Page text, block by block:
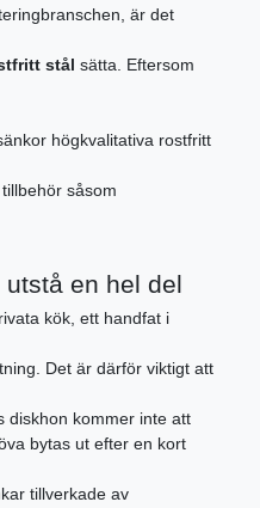
är det
stål sätta. Eftersom
högkvalitativa rostfritt
såsom
en hel del
kök, ett handfat i
Det är därför viktigt att
diskhon kommer inte att
bytas ut efter en kort
tillverkade av